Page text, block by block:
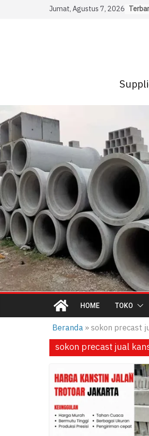
Jumat, Agustus 7, 2026
HOME TOKO
Beranda»sokon precast
sokon precast jual